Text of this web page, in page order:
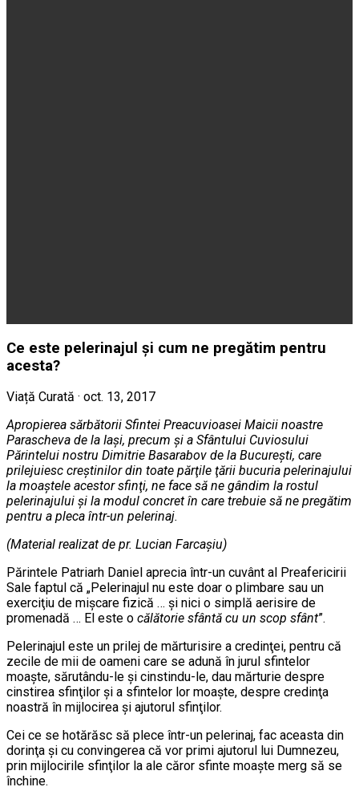
Ce este pelerinajul şi cum ne pregătim pentru
acesta?
Viață Curată · oct. 13, 2017
Apropierea sărbătorii Sfintei Preacuvioasei Maicii noastre
Parascheva de la Iaşi, precum şi a Sfântului Cuviosului
Părintelui nostru Dimitrie Basarabov de la Bucureşti, care
prilejuiesc creştinilor din toate părţile ţării bucuria pelerinajului
la moaştele acestor sfinţi, ne face să ne gândim la rostul
pelerinajului şi la modul concret în care trebuie să ne pregătim
pentru a pleca într-un pelerinaj.
(Material realizat de pr. Lucian Farcaşiu)
Părintele Patriarh Daniel aprecia într-un cuvânt al Preafericirii
Sale faptul că „Pelerinajul nu este doar o plimbare sau un
exerciţiu de mişcare fizică … şi nici o simplă aerisire de
promenadă … El este o călătorie sfântă cu un scop sfânt”.
Pelerinajul este un prilej de mărturisire a credinţei, pentru că
zecile de mii de oameni care se adună în jurul sfintelor
moaşte, sărutându-le şi cinstindu-le, dau mărturie despre
cinstirea sfinţilor şi a sfintelor lor moaşte, despre credinţa
noastră în mijlocirea şi ajutorul sfinţilor.
Cei ce se hotărăsc să plece într-un pelerinaj, fac aceasta din
dorinţa şi cu convingerea că vor primi ajutorul lui Dumnezeu,
prin mijlocirile sfinţilor la ale căror sfinte moaşte merg să se
închine.